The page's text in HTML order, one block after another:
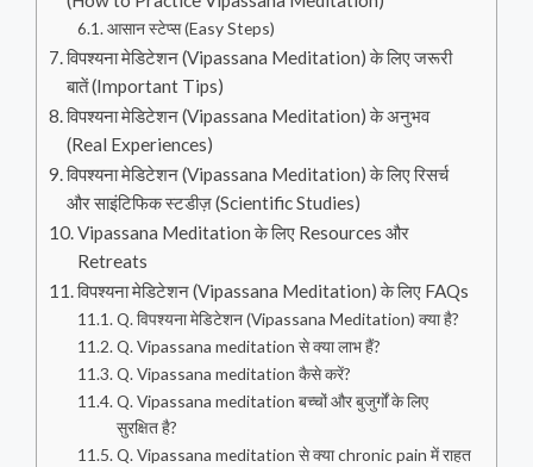
आसान स्टेप्स (Easy Steps)
विपश्यना मेडिटेशन (Vipassana Meditation) के लिए जरूरी
बातें (Important Tips)
विपश्यना मेडिटेशन (Vipassana Meditation) के अनुभव
(Real Experiences)
विपश्यना मेडिटेशन (Vipassana Meditation) के लिए रिसर्च
और साइंटिफिक स्टडीज़ (Scientific Studies)
Vipassana Meditation के लिए Resources और
Retreats
विपश्यना मेडिटेशन (Vipassana Meditation) के लिए FAQs
Q. विपश्यना मेडिटेशन (Vipassana Meditation) क्या है?
Q. Vipassana meditation से क्या लाभ हैं?
Q. Vipassana meditation कैसे करें?
Q. Vipassana meditation बच्चों और बुजुर्गों के लिए
सुरक्षित है?
Q. Vipassana meditation से क्या chronic pain में राहत